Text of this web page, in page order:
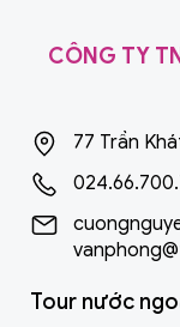
CÔNG TY
77 Trần
Tour nước